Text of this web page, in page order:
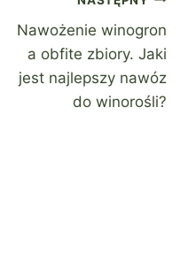
Nawożenie winogron
a obfite zbiory. Jaki
jest najlepszy nawóz
do winorośli?